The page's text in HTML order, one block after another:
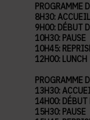
PROGRAMME
8H30:
9H00: DÉBUT
10H30: PAUSE
10H45:
12H00: LUNCH
PROGRAMME
13H30:
14H00: DÉBUT
15H30: PAUSE